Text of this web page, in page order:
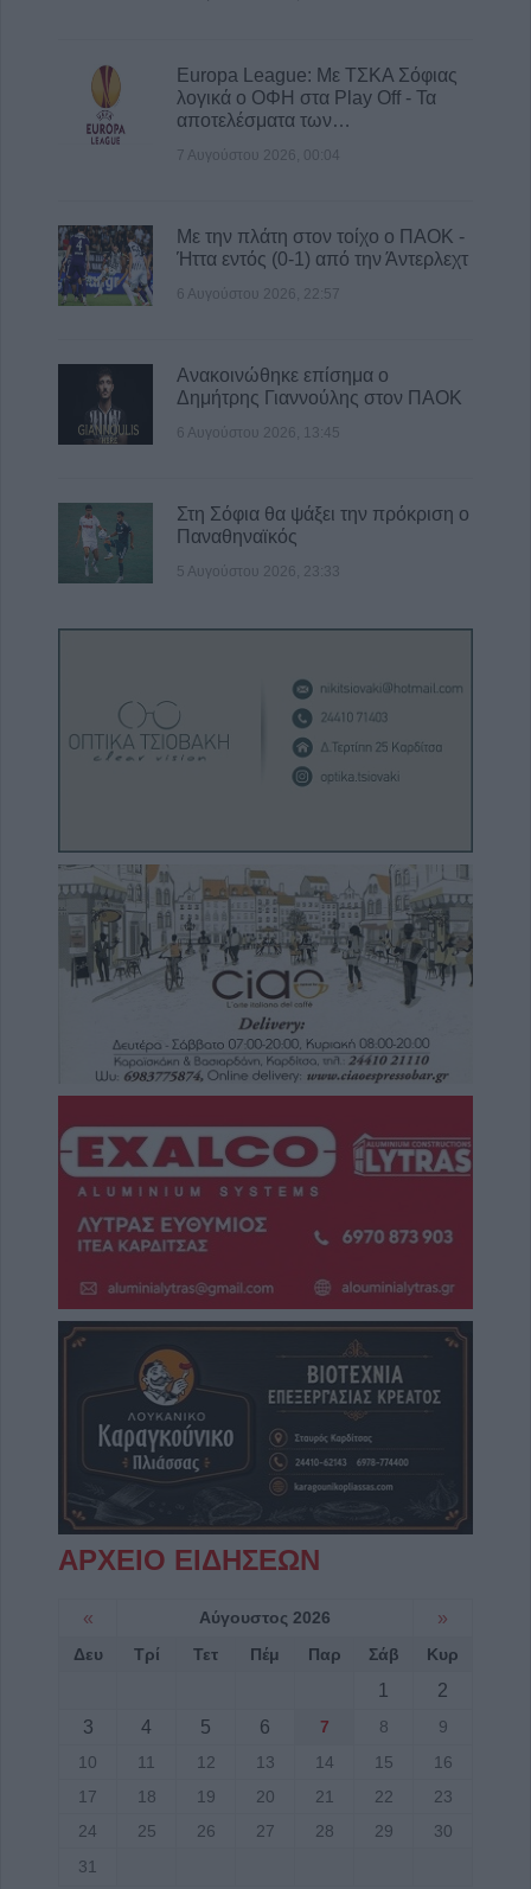
Europa League: Με ΤΣΚΑ Σόφιας
λογικά ο ΟΦΗ στα Play Off - Τα
αποτελέσματα των…
7 Αυγούστου 2026, 00:04
Με την πλάτη στον τοίχο ο ΠΑΟΚ -
Ήττα εντός (0-1) από την Άντερλεχτ
6 Αυγούστου 2026, 22:57
Ανακοινώθηκε επίσημα ο
Δημήτρης Γιαννούλης στον ΠΑΟΚ
6 Αυγούστου 2026, 13:45
Στη Σόφια θα ψάξει την πρόκριση ο
Παναθηναϊκός
5 Αυγούστου 2026, 23:33
ΑΡΧΕΙΟ ΕΙΔΗΣΕΩΝ
« Αύγουστος 2026 »
Δευ Τρί Τετ Πέμ Παρ Σάβ Κυρ
1
2
3
4 5 6 7 8
9
10
11 12 13 14 15
16
17
18 19 20 21 22
23
24
25 26 27 28 29
30
31